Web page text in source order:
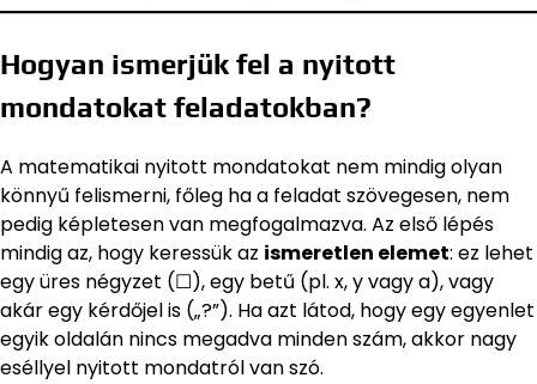
Hogyan ismerjük fel a nyitott
mondatokat feladatokban?
A matematikai nyitott mondatokat nem mindig olyan
könnyű felismerni, főleg ha a feladat szövegesen, nem
pedig képletesen van megfogalmazva. Az első lépés
mindig az, hogy keressük az ismeretlen elemet: ez lehet
egy üres négyzet (☐), egy betű (pl. x, y vagy a), vagy
akár egy kérdőjel is („?”). Ha azt látod, hogy egy egyenlet
egyik oldalán nincs megadva minden szám, akkor nagy
eséllyel nyitott mondatról van szó.